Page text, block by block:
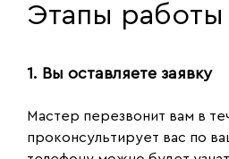
Этапы работы
1. Вы оставляете заявку
Мастер перезвонит вам в
проконсультирует вас по